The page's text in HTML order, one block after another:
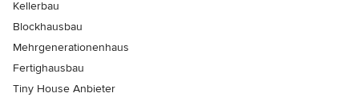
Kellerbau
Blockhausbau
Mehrgenerationenhaus
Fertighausbau
Tiny House Anbieter